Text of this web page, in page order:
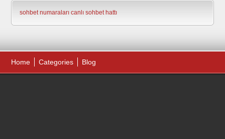
sohbet numaraları canlı sohbet hattı
Home Categories Blog